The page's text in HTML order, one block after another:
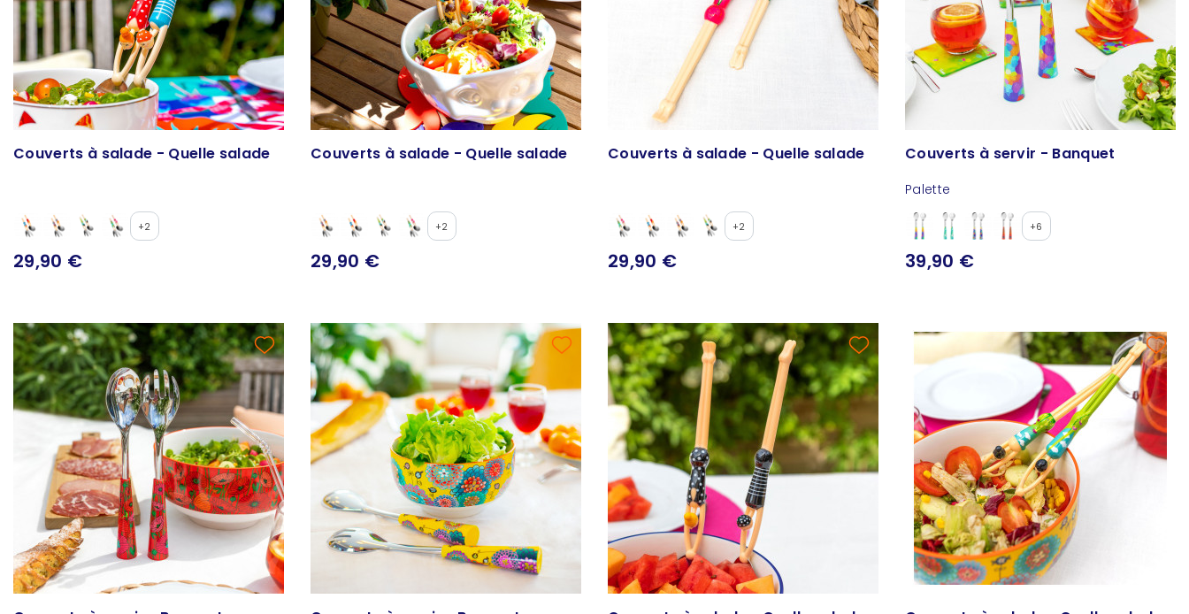
Couverts à salade - Quelle salade
+2
29,90 €
Couverts à salade - Quelle salade
+2
29,90 €
Couverts à salade - Quelle salade
+2
29,90 €
Couverts à servir - Banquet
Palette
+6
39,90 €